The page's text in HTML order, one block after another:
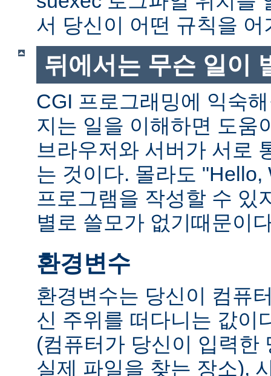
서 당신이 어떤 규칙을
뒤에서는 무슨 일이
CGI 프로그래밍에 익숙
지는 일을 이해하면 도움
브라우저와 서버가 서로
는 것이다. 몰라도
프로그램을 작성할 수 있
별로 쓸모가 없기때문이
환경변수
환경변수는 당신이 컴퓨
신 주위를 떠다니는 값이
(컴퓨터가 당신이 입력한
실제 파일을 찾는 장소),